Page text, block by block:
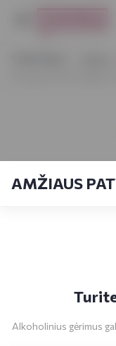
AMŽIAUS
Alkoholinius gėrimus